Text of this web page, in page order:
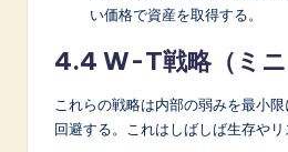
い価格で資産を取得する。
4.4 W-T戦略（ミニ
これらの戦略は内部の弱みを最小
回避する。これはしばしば生存やリ